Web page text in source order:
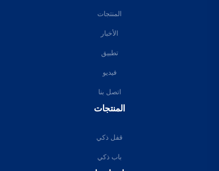
المنتجات
الأخبار
تطبيق
فيديو
اتصل بنا
المنتجات
قفل ذكي
باب ذكي